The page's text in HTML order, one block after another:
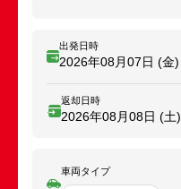
出発日時
2026年08月07日 (金)
返却日時
2026年08月08日 (土)
車両タイプ